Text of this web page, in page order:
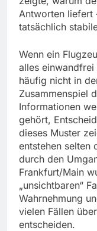
Antworten liefert
tatsächlich
Wenn ein
alles
häufig nicht in
Zusammenspiel
Informationen
gehört,
dieses Muster
entstehen selten
durch den
Frankfurt/Main
„unsichtbaren“
Wahrnehmung
vielen Fällen
entscheiden.